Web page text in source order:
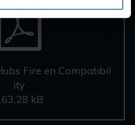
Fire en Compatibil
ity
kB